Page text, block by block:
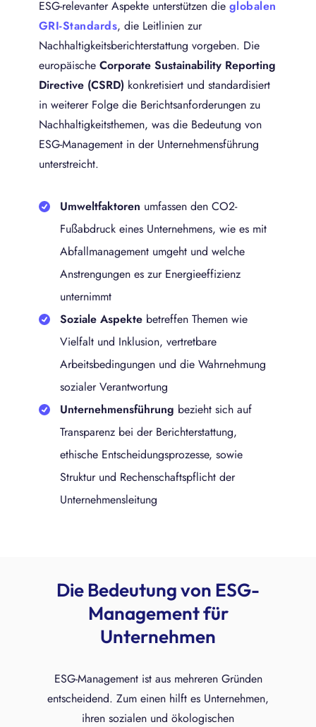
ESG-relevanter Aspekte unterstützen die globalen
GRI-Standards, die Leitlinien zur
Nachhaltigkeitsberichterstattung vorgeben. Die
europäische Corporate Sustainability Reporting
Directive (CSRD) konkretisiert und standardisiert
in weiterer Folge die Berichtsanforderungen zu
Nachhaltigkeitsthemen, was die Bedeutung von
ESG-Management in der Unternehmensführung
unterstreicht.
Umweltfaktoren umfassen den CO2-
Fußabdruck eines Unternehmens, wie es mit
Abfallmanagement umgeht und welche
Anstrengungen es zur Energieeffizienz
unternimmt
Soziale Aspekte betreffen Themen wie
Vielfalt und Inklusion, vertretbare
Arbeitsbedingungen und die Wahrnehmung
sozialer Verantwortung
Unternehmensführung bezieht sich auf
Transparenz bei der Berichterstattung,
ethische Entscheidungsprozesse, sowie
Struktur und Rechenschaftspflicht der
Unternehmensleitung
Die Bedeutung von ESG-
Management für
Unternehmen
ESG-Management ist aus mehreren Gründen
entscheidend. Zum einen hilft es Unternehmen,
ihren sozialen und ökologischen